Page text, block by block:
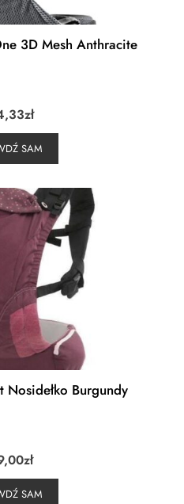
3D Mesh Anthracite
zł
SAM
Burgundy
zł
SAM